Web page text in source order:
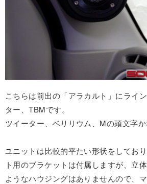
こちらは前出の「アラカルト」にライ
ター、TBMです。
ツイーター、ベリリウム、Mの頭文字か
ユニットは比較的平たい形状をしてお
ト用のブラケットは付属しますが、立
ようなハウジングはありませんので、